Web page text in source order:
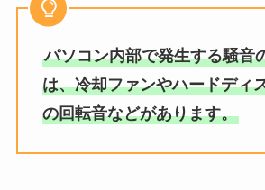
パソコン内部で発生する騒音
は、冷却ファンやハードディ
の回転音などがあります。